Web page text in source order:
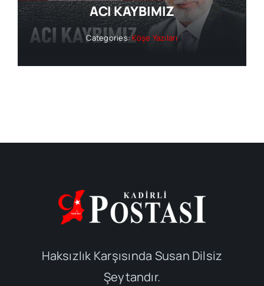
ACI KAYBIMIZ
Categories:Köşe Yazıları
Haksızlık Karşısında Susan Dilsiz
Şeytandır.